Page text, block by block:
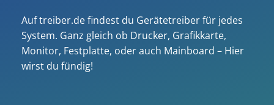
Auf treiber.de findest du Gerätetreiber für jedes
System. Ganz gleich ob Drucker, Grafikkarte,
Monitor, Festplatte, oder auch Mainboard – Hier
wirst du fündig!